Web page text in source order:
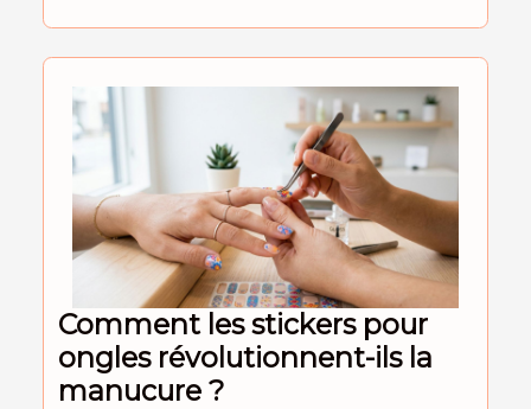
Comment les stickers pour
ongles révolutionnent-ils la
manucure ?